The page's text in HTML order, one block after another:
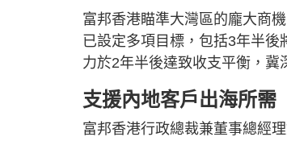
富邦香港瞄準大灣區的龐大商
已設定多項目標，包括3年半
力於2年半後達致收支平衡，冀
支援內地客戶出海所需
富邦香港行政總裁兼董事總經